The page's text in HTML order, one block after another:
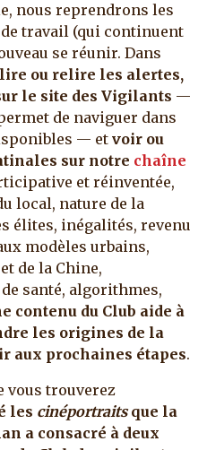
nous reprendrons les
travail (qui continuent
se réunir. Dans
lire ou relire les alertes,
le site des Vigilants —
de naviguer dans
— et voir ou
sur notre chaîne
et réinventée,
local, nature de la
élites, inégalités, revenu
modèles urbains,
de la Chine,
santé, algorithmes,
contenu du Club aide à
les origines de la
aux prochaines étapes.
vous trouverez
les cinéportraitsque la
a consacré à deux